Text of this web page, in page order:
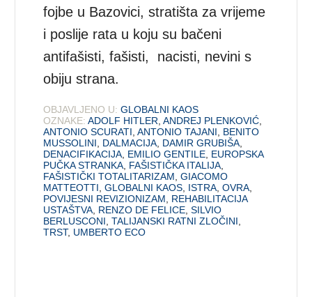
fojbe u Bazovici, stratišta za vrijeme
i poslije rata u koju su bačeni
antifašisti, fašisti, nacisti, nevini s
obiju strana.
OBJAVLJENO U: GLOBALNI KAOS
OZNAKE: ADOLF HITLER ,ANDREJ PLENKOVIĆ
ANTONIO SCURATI ,ANTONIO TAJANI
BENITO
MUSSOLINI
DALMACIJA DAMIR GRUBIŠA
DENACIFIKACIJA EMILIO GENTILE EUROPSKA
PUČKA STRANKA FAŠISTIČKA ITALIJA
FAŠISTIČKI TOTALITARIZAM ,GIACOMO
MATTEOTTI ,GLOBALNI KAOS ISTRA ,OVRA
POVIJESNI REVIZIONIZAM
REHABILITACIJA
USTAŠTVA RENZO DE FELICE ,SILVIO
BERLUSCONI ,TALIJANSKI RATNI ZLOČINI
TRST, UMBERTO ECO